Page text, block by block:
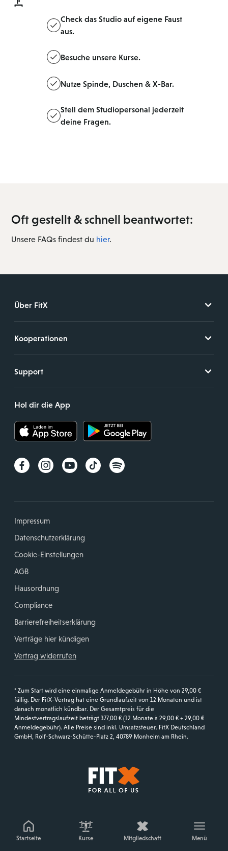
Startseite Kurse Mitgliedschaft Menü
Check das Studio auf eigene Faust
aus.
Besuche unsere Kurse.
Nutze Spinde, Duschen & X-Bar.
Stell dem Studiopersonal jederzeit
deine Fragen.
Oft gestellt & schnell beantwortet:
Unsere FAQs findest du hier.
Über FitX
Kooperationen
Support
Hol dir die App
Impressum
Datenschutzerklärung
Cookie-Einstellungen
AGB
Hausordnung
Compliance
Barrierefreiheitserklärung
Verträge hier kündigen
Vertrag widerrufen
* Zum Start wird eine einmalige Anmeldegebühr in Höhe von 29,00 €
fällig. Der FitX-Vertrag hat eine Grundlaufzeit von 12 Monaten und ist
danach monatlich kündbar. Der Gesamtpreis für die
Mindestvertragslaufzeit beträgt 377,00 € (12 Monate à 29,00 € + 29,00 €
Anmeldegebühr). Alle Preise sind inkl. Umsatzsteuer. FitX Deutschland
GmbH, Rolf-Schwarz-Schütte-Platz 2, 40789 Monheim am Rhein.
Startseite